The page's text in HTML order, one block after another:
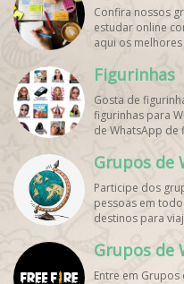
Confira nossos
estudar online
aqui os
Figurinhas
Gosta de
figurinhas para
de WhatsApp de
perfil!
Grupos de
Participe dos
pessoas em
destinos para
Grupos de
Entre em Grupos